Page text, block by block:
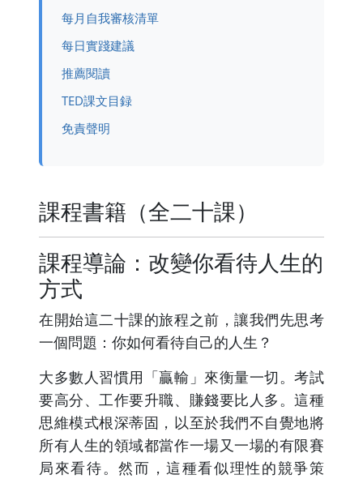
每月自我審核清單
每日實踐建議
推薦閱讀
TED課文目録
免責聲明
課程書籍（全二十課）
課程導論：改變你看待人生的
方式
在開始這二十課的旅程之前，讓我們先思考
一個問題：你如何看待自己的人生？
大多數人習慣用「贏輸」來衡量一切。考試
要高分、工作要升職、賺錢要比人多。這種
思維模式根深蒂固，以至於我們不自覺地將
所有人生的領域都當作一場又一場的有限賽
局來看待。然而，這種看似理性的競爭策